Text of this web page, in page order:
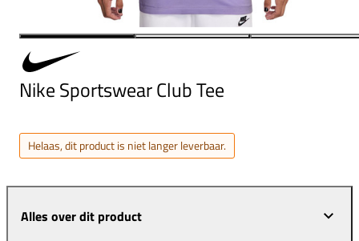
Nike Sportswear Club Tee
Helaas, dit product is niet langer leverbaar.
Alles over dit product